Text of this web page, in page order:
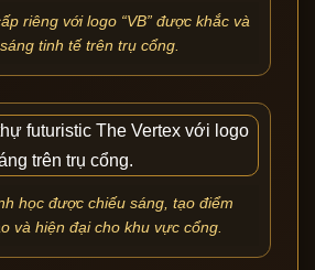
riêng với logo “VB” được khắc và
tinh tế trên trụ cổng.
học được chiếu sáng, tạo điểm
và hiện đại cho khu vực cổng.